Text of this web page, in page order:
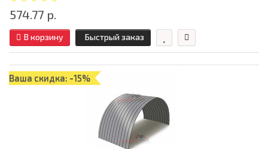
574.77 р.
В корзину Быстрый заказ
Ваша скидка: -15%